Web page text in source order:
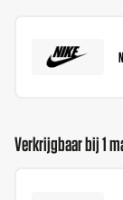
Verkrijgbaar bij 1